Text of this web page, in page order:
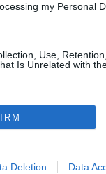
my Personal
Use,
Is Unrelated with
Deletion Data
roste